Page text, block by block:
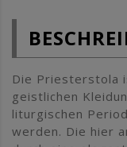
Die Priesterstola
geistlichen
liturgischen
werden. Die hier